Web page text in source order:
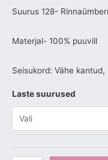
Suurus 128-
Materjal- 100% puuvill
Seisukord: Vähe kantud,
Laste suurused